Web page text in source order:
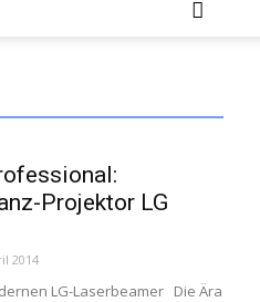
Projektor LG
2014
LG-Laserbeamer Die Ära